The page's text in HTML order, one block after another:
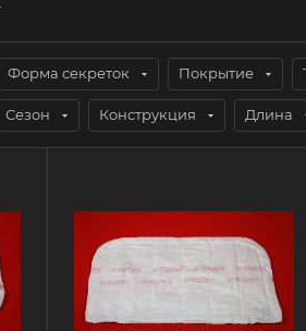
Форма секреток Покрытие
Сезон Конструкция Длина